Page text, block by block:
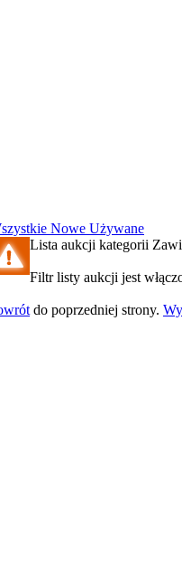
Nowe Używane
Lista aukcji kategorii
Filtr listy aukcji jest
do poprzedniej strony.